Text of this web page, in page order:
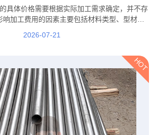
素都有哪些？
具体价格需要根据实际加工需求确定，并不存
响加工费用的因素主要包括材料类型、型材规
2026-07-21
HOT